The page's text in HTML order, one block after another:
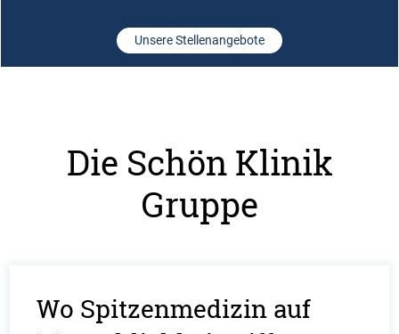
Unsere Stellenangebote
Die Schön Klinik
Gruppe
Wo Spitzenmedizin auf